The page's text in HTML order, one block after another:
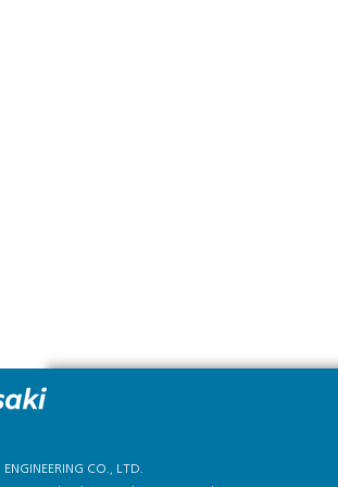
CO., LTD.